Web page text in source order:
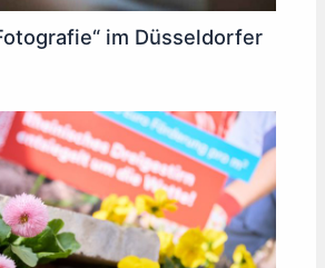
im Düsseldorfer